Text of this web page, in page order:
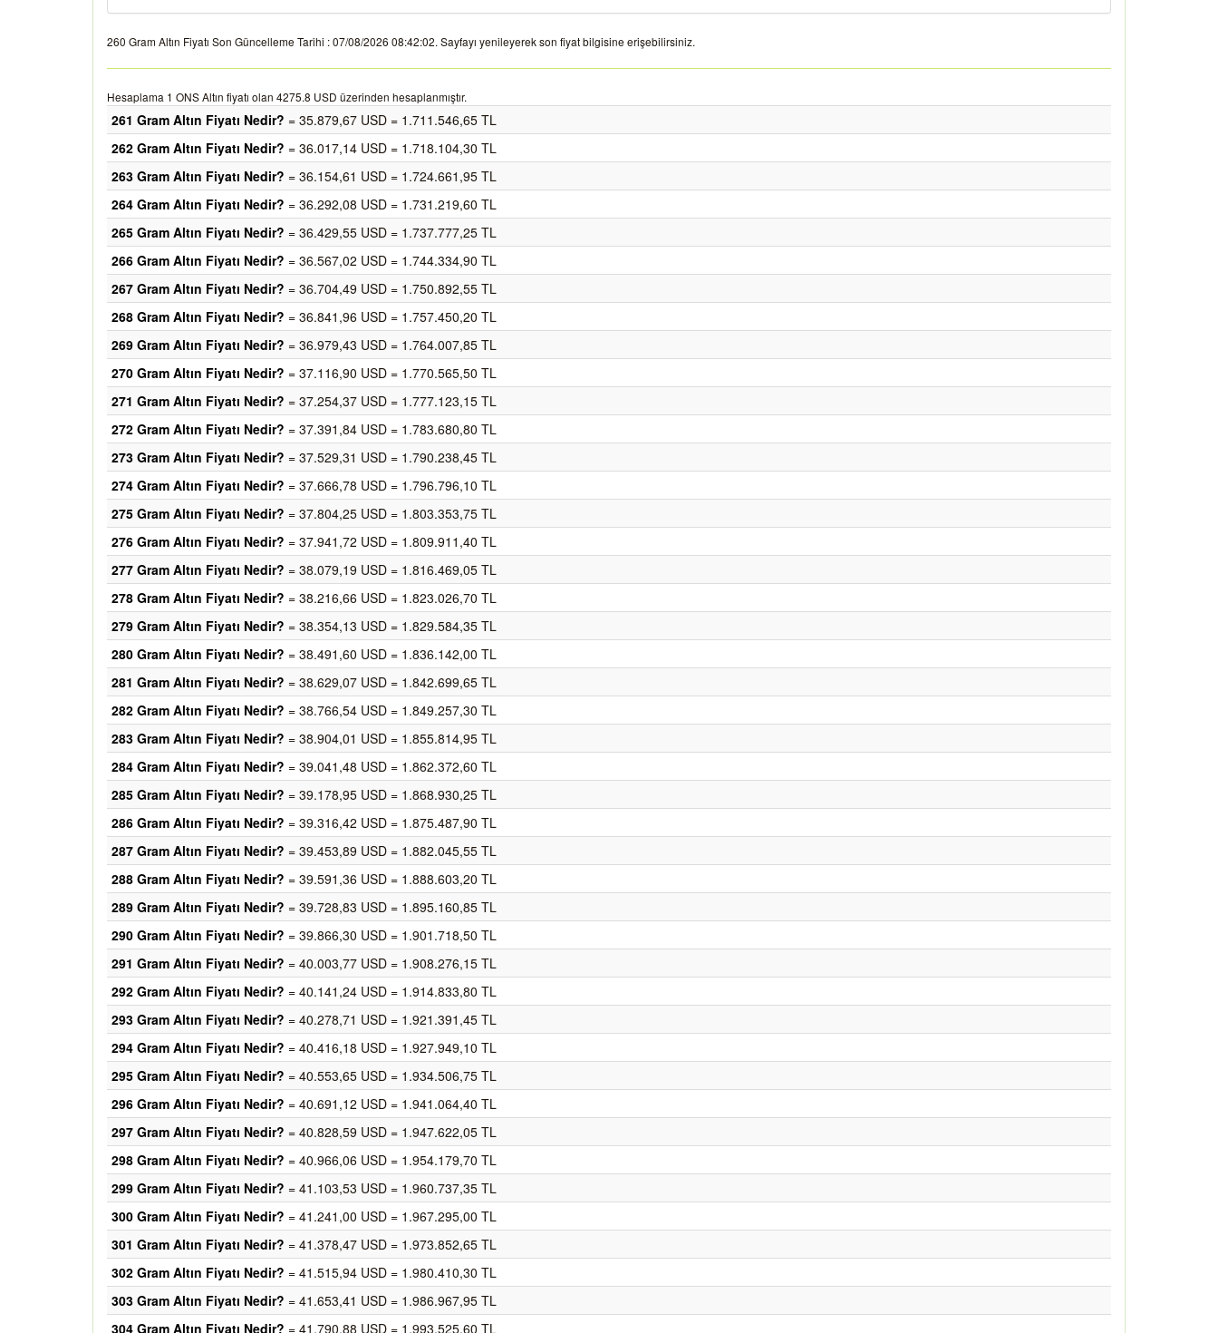
260 Gram Altın Fiyatı Son Güncelleme Tarihi : 07/08/2026 08:42:02. Sayfayı yenileyerek son fiyat bilgisine erişebilirsiniz.
Hesaplama 1 ONS Altın fiyatı olan 4275.8 USD üzerinden hesaplanmıştır.
261 Gram Altın Fiyatı Nedir? = 35.879,67 USD = 1.711.546,65 TL
262 Gram Altın Fiyatı Nedir? = 36.017,14 USD = 1.718.104,30 TL
263 Gram Altın Fiyatı Nedir? = 36.154,61 USD = 1.724.661,95 TL
264 Gram Altın Fiyatı Nedir? = 36.292,08 USD = 1.731.219,60 TL
265 Gram Altın Fiyatı Nedir? = 36.429,55 USD = 1.737.777,25 TL
266 Gram Altın Fiyatı Nedir? = 36.567,02 USD = 1.744.334,90 TL
267 Gram Altın Fiyatı Nedir? = 36.704,49 USD = 1.750.892,55 TL
268 Gram Altın Fiyatı Nedir? = 36.841,96 USD = 1.757.450,20 TL
269 Gram Altın Fiyatı Nedir? = 36.979,43 USD = 1.764.007,85 TL
270 Gram Altın Fiyatı Nedir? = 37.116,90 USD = 1.770.565,50 TL
271 Gram Altın Fiyatı Nedir? = 37.254,37 USD = 1.777.123,15 TL
272 Gram Altın Fiyatı Nedir? = 37.391,84 USD = 1.783.680,80 TL
273 Gram Altın Fiyatı Nedir? = 37.529,31 USD = 1.790.238,45 TL
274 Gram Altın Fiyatı Nedir? = 37.666,78 USD = 1.796.796,10 TL
275 Gram Altın Fiyatı Nedir? = 37.804,25 USD = 1.803.353,75 TL
276 Gram Altın Fiyatı Nedir? = 37.941,72 USD = 1.809.911,40 TL
277 Gram Altın Fiyatı Nedir? = 38.079,19 USD = 1.816.469,05 TL
278 Gram Altın Fiyatı Nedir? = 38.216,66 USD = 1.823.026,70 TL
279 Gram Altın Fiyatı Nedir? = 38.354,13 USD = 1.829.584,35 TL
280 Gram Altın Fiyatı Nedir? = 38.491,60 USD = 1.836.142,00 TL
281 Gram Altın Fiyatı Nedir? = 38.629,07 USD = 1.842.699,65 TL
282 Gram Altın Fiyatı Nedir? = 38.766,54 USD = 1.849.257,30 TL
283 Gram Altın Fiyatı Nedir? = 38.904,01 USD = 1.855.814,95 TL
284 Gram Altın Fiyatı Nedir? = 39.041,48 USD = 1.862.372,60 TL
285 Gram Altın Fiyatı Nedir? = 39.178,95 USD = 1.868.930,25 TL
286 Gram Altın Fiyatı Nedir? = 39.316,42 USD = 1.875.487,90 TL
287 Gram Altın Fiyatı Nedir? = 39.453,89 USD = 1.882.045,55 TL
288 Gram Altın Fiyatı Nedir? = 39.591,36 USD = 1.888.603,20 TL
289 Gram Altın Fiyatı Nedir? = 39.728,83 USD = 1.895.160,85 TL
290 Gram Altın Fiyatı Nedir? = 39.866,30 USD = 1.901.718,50 TL
291 Gram Altın Fiyatı Nedir? = 40.003,77 USD = 1.908.276,15 TL
292 Gram Altın Fiyatı Nedir? = 40.141,24 USD = 1.914.833,80 TL
293 Gram Altın Fiyatı Nedir? = 40.278,71 USD = 1.921.391,45 TL
294 Gram Altın Fiyatı Nedir? = 40.416,18 USD = 1.927.949,10 TL
295 Gram Altın Fiyatı Nedir? = 40.553,65 USD = 1.934.506,75 TL
296 Gram Altın Fiyatı Nedir? = 40.691,12 USD = 1.941.064,40 TL
297 Gram Altın Fiyatı Nedir? = 40.828,59 USD = 1.947.622,05 TL
298 Gram Altın Fiyatı Nedir? = 40.966,06 USD = 1.954.179,70 TL
299 Gram Altın Fiyatı Nedir? = 41.103,53 USD = 1.960.737,35 TL
300 Gram Altın Fiyatı Nedir? = 41.241,00 USD = 1.967.295,00 TL
301 Gram Altın Fiyatı Nedir? = 41.378,47 USD = 1.973.852,65 TL
302 Gram Altın Fiyatı Nedir? = 41.515,94 USD = 1.980.410,30 TL
303 Gram Altın Fiyatı Nedir? = 41.653,41 USD = 1.986.967,95 TL
304 Gram Altın Fiyatı Nedir? = 41.790,88 USD = 1.993.525,60 TL